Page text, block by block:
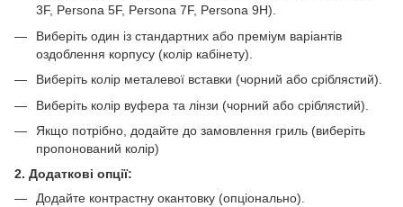
3F, Persona 5F, Persona 7F, Persona 9H).
Виберіть один із стандартних або преміум варіантів
оздоблення корпусу (колір кабінету).
Виберіть колір металевої вставки (чорний або сріблястий).
Виберіть колір вуфера та лінзи (чорний або сріблястий).
Якщо потрібно, додайте до замовлення гриль (виберіть
пропонований колір)
2. Додаткові опції:
Додайте контрастну окантовку (опціонально).